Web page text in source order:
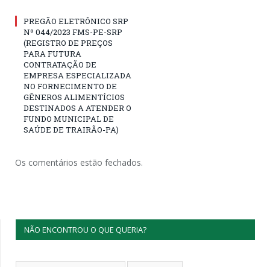
PREGÃO ELETRÔNICO SRP
Nº 044/2023 FMS-PE-SRP
(REGISTRO DE PREÇOS
PARA FUTURA
CONTRATAÇÃO DE
EMPRESA ESPECIALIZADA
NO FORNECIMENTO DE
GÊNEROS ALIMENTÍCIOS
DESTINADOS A ATENDER O
FUNDO MUNICIPAL DE
SAÚDE DE TRAIRÃO-PA)
Os comentários estão fechados.
NÃO ENCONTROU O QUE QUERIA?